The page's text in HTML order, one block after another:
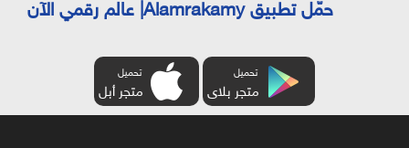
تحميل
متجر بلاى
تحميل
متجر أبل